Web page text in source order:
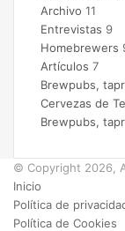
Archivo 11
Entrevistas 9
Homebrewers
Artículos 7
Brewpubs,
Cervezas de
Brewpubs,
© Copyright 2026,
Inicio
Política de
Política de Cookies